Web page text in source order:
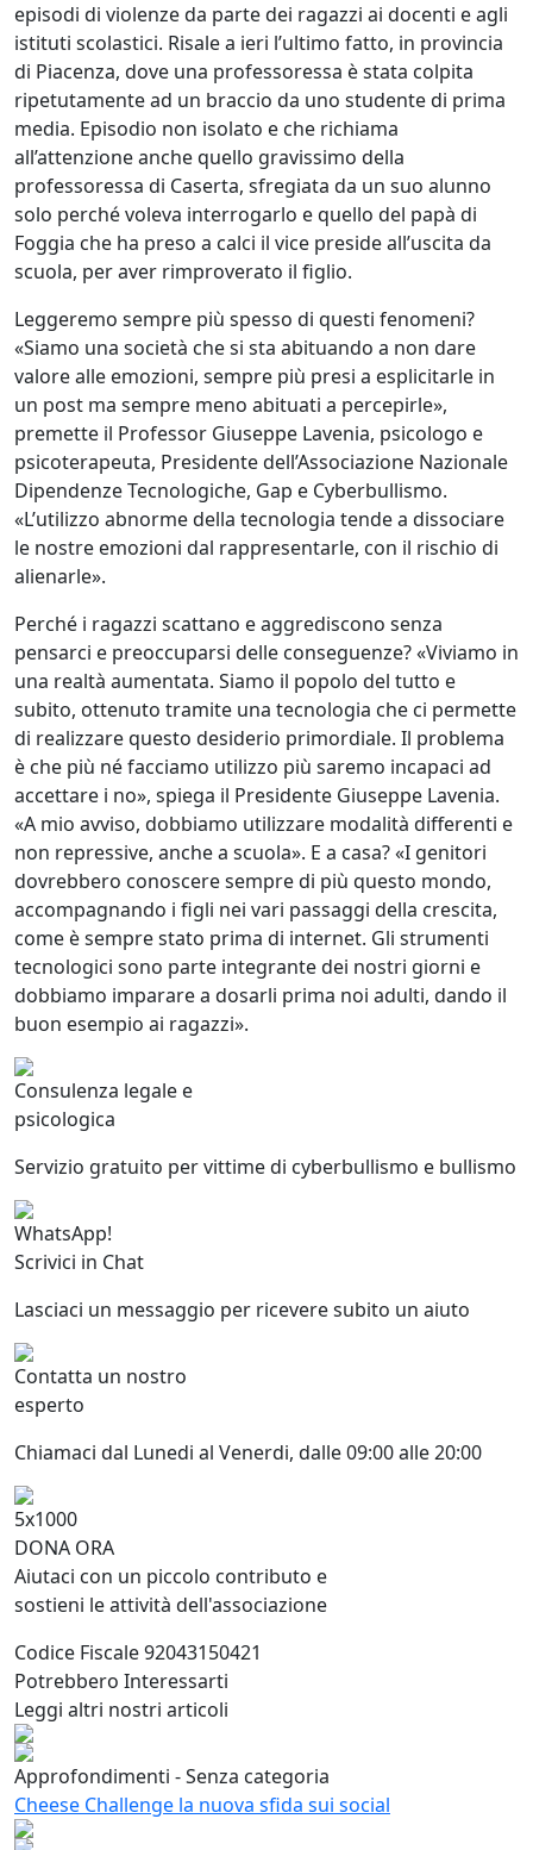
episodi di violenze da parte dei ragazzi ai docenti e agli
istituti scolastici. Risale a ieri l’ultimo fatto, in provincia
di Piacenza, dove una professoressa è stata colpita
ripetutamente ad un braccio da uno studente di prima
media. Episodio non isolato e che richiama
all’attenzione anche quello gravissimo della
professoressa di Caserta, sfregiata da un suo alunno
solo perché voleva interrogarlo e quello del papà di
Foggia che ha preso a calci il vice preside all’uscita da
scuola, per aver rimproverato il figlio.
Leggeremo sempre più spesso di questi fenomeni?
«Siamo una società che si sta abituando a non dare
valore alle emozioni, sempre più presi a esplicitarle in
un post ma sempre meno abituati a percepirle»,
premette il Professor Giuseppe Lavenia, psicologo e
psicoterapeuta, Presidente dell’Associazione Nazionale
Dipendenze Tecnologiche, Gap e Cyberbullismo.
«L’utilizzo abnorme della tecnologia tende a dissociare
le nostre emozioni dal rappresentarle, con il rischio di
alienarle».
Perché i ragazzi scattano e aggrediscono senza
pensarci e preoccuparsi delle conseguenze? «Viviamo in
una realtà aumentata. Siamo il popolo del tutto e
subito, ottenuto tramite una tecnologia che ci permette
di realizzare questo desiderio primordiale. Il problema
è che più né facciamo utilizzo più saremo incapaci ad
accettare i no», spiega il Presidente Giuseppe Lavenia.
«A mio avviso, dobbiamo utilizzare modalità differenti e
non repressive, anche a scuola». E a casa? «I genitori
dovrebbero conoscere sempre di più questo mondo,
accompagnando i figli nei vari passaggi della crescita,
come è sempre stato prima di internet. Gli strumenti
tecnologici sono parte integrante dei nostri giorni e
dobbiamo imparare a dosarli prima noi adulti, dando il
buon esempio ai ragazzi».
Consulenza legale e
psicologica
Servizio gratuito per vittime di cyberbullismo e bullismo
WhatsApp!
Scrivici in Chat
Lasciaci un messaggio per ricevere subito un aiuto
Contatta un nostro
esperto
Chiamaci dal Lunedi al Venerdi, dalle 09:00 alle 20:00
5x1000
DONA ORA
Aiutaci con un piccolo contributo e
sostieni le attività dell'associazione
Codice Fiscale 92043150421
Potrebbero Interessarti
Leggi altri nostri articoli
Approfondimenti - Senza categoria
Cheese Challenge la nuova sfida sui social